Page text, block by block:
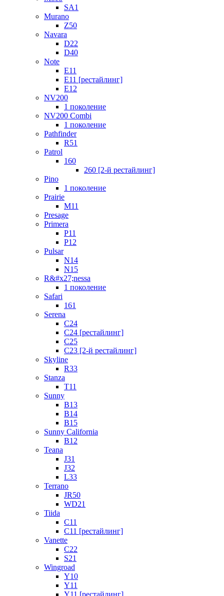
SA1
Murano
Z50
Navara
D22
D40
Note
E11
E11 [рестайлинг]
E12
NV200
1 поколение
NV200 Combi
1 поколение
Pathfinder
R51
Patrol
160
260 [2-й рестайлинг]
Pino
1 поколение
Prairie
M11
Presage
Primera
P11
P12
Pulsar
N14
N15
R&#x27;nessa
1 поколение
Safari
161
Serena
C24
C24 [рестайлинг]
C25
С23 [2-й рестайлинг]
Skyline
R33
Stanza
T11
Sunny
B13
B14
B15
Sunny California
B12
Teana
J31
J32
L33
Terrano
JR50
WD21
Tiida
C11
C11 [рестайлинг]
Vanette
C22
S21
Wingroad
Y10
Y11
Y11 [рестайлинг]